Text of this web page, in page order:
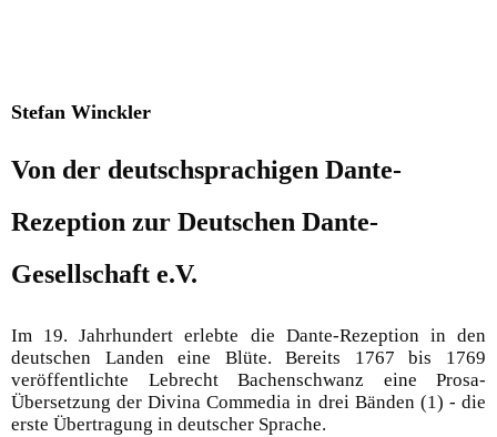
Stefan Winckler
Von der deutschsprachigen Dante-
Rezeption zur Deutschen Dante-
Gesellschaft e.V.
Im 19. Jahrhundert erlebte die Dante-Rezeption in den
deutschen Landen eine Blüte. Bereits 1767 bis 1769
veröffentlichte Lebrecht Bachenschwanz eine Prosa-
Übersetzung der Divina Commedia in drei Bänden (1) - die
erste Übertragung in deutscher Sprache.